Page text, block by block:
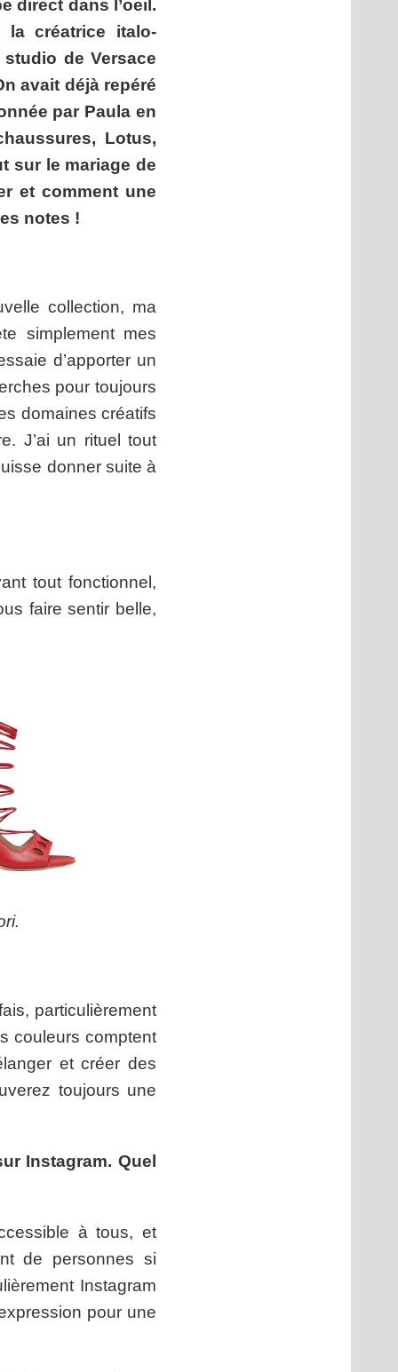
direct dans l’oeil.
la créatrice italo-
de Versace
avait déjà repéré
par Paula en
Lotus,
sur le mariage de
et comment une
notes !
collection, ma
simplement mes
d’apporter un
pour toujours
domaines créatifs
J’ai un rituel tout
donner suite à
tout fonctionnel,
faire sentir belle,
particulièrement
couleurs comptent
et créer des
toujours une
Instagram. Quel
à tous, et
de personnes si
Instagram
pour une